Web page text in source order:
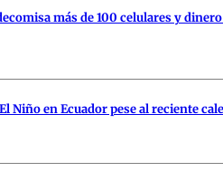
más de 100 celulares y
Niño en Ecuador pese al reciente